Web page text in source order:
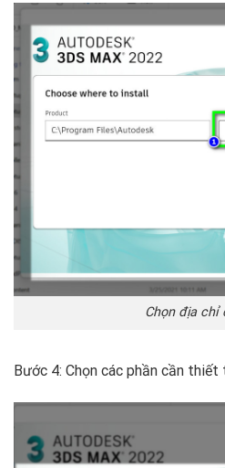
Chọn địa chỉ
Bước 4: Chọn các phần cần thiết